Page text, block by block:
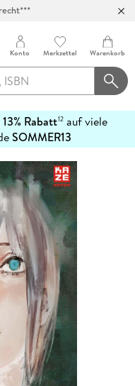
Konto Merkzettel Warenkorb
13% Rabatt12 auf viele
SOMMER13